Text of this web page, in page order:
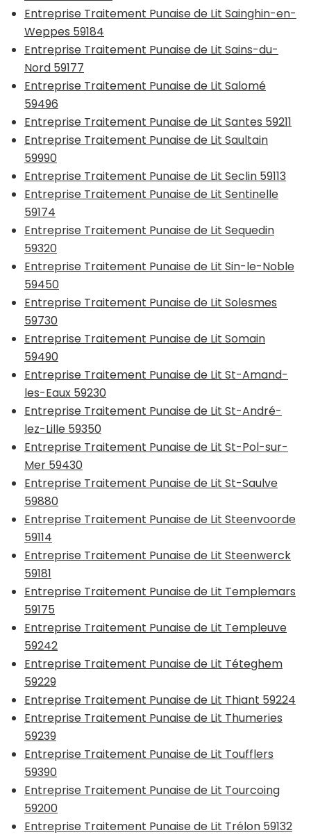
Entreprise Traitement Punaise de Lit Sainghin-en-
Weppes 59184
Entreprise Traitement Punaise de Lit Sains-du-
Nord 59177
Entreprise Traitement Punaise de Lit Salomé
59496
Entreprise Traitement Punaise de Lit Santes 59211
Entreprise Traitement Punaise de Lit Saultain
59990
Entreprise Traitement Punaise de Lit Seclin 59113
Entreprise Traitement Punaise de Lit Sentinelle
59174
Entreprise Traitement Punaise de Lit Sequedin
59320
Entreprise Traitement Punaise de Lit Sin-le-Noble
59450
Entreprise Traitement Punaise de Lit Solesmes
59730
Entreprise Traitement Punaise de Lit Somain
59490
Entreprise Traitement Punaise de Lit St-Amand-
les-Eaux 59230
Entreprise Traitement Punaise de Lit St-André-
lez-Lille 59350
Entreprise Traitement Punaise de Lit St-Pol-sur-
Mer 59430
Entreprise Traitement Punaise de Lit St-Saulve
59880
Entreprise Traitement Punaise de Lit Steenvoorde
59114
Entreprise Traitement Punaise de Lit Steenwerck
59181
Entreprise Traitement Punaise de Lit Templemars
59175
Entreprise Traitement Punaise de Lit Templeuve
59242
Entreprise Traitement Punaise de Lit Téteghem
59229
Entreprise Traitement Punaise de Lit Thiant 59224
Entreprise Traitement Punaise de Lit Thumeries
59239
Entreprise Traitement Punaise de Lit Toufflers
59390
Entreprise Traitement Punaise de Lit Tourcoing
59200
Entreprise Traitement Punaise de Lit Trélon 59132